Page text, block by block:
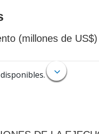
(millones de US$)